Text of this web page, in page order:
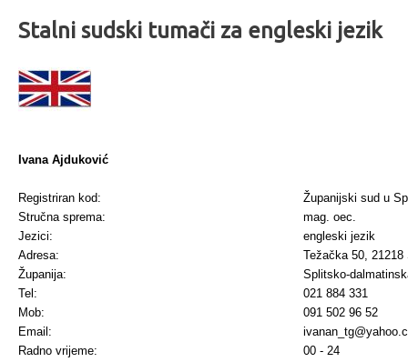
Stalni sudski tumači za engleski jezik
Ivana Ajduković
Registriran kod:
Županijski sud u
Stručna sprema:
mag. oec.
Jezici:
engleski jezik
Adresa:
Težačka 50, 21218
Županija:
Splitsko-
Tel:
021 884 331
Mob:
091 502 96 52
Email:
Radno vrijeme:
00 - 24